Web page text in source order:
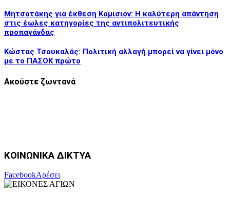
Μητσοτάκης για έκθεση Κομισιόν: Η καλύτερη απάντηση
στις έωλες κατηγορίες της αντιπολιτευτικής
προπαγάνδας
Κώστας Τσουκαλάς: Πολιτική αλλαγή μπορεί να γίνει μόνο
με το ΠΑΣΟΚ πρώτο
Ακούστε ζωντανά
ΚΟΙΝΩΝΙΚΑ ΔΙΚΤΥΑ
FacebookΑρέσει